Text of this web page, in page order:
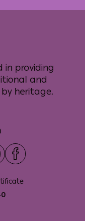
in providing
and
heritage.